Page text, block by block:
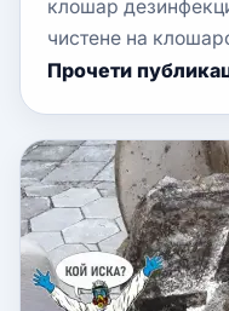
клошар
чистене на
Прочети